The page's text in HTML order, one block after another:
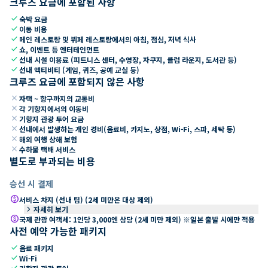
check숙박 요금
check 이동 비용
check 메인 레스토랑 및 뷔페 레스토랑에서의 아침, 점심, 저녁 식사
check쇼, 이벤트 등 엔터테인먼트
check선내 시설 이용료 (피트니스 센터, 수영장, 자쿠지, 클럽 라운지, 도서관 등)
check선내 액티비티 (게임, 퀴즈, 공예 교실 등)
크루즈 요금에 포함되지 않은 사항
close 자택 ~ 항구까지의 교통비
close 각 기항지에서의 이동비
close 기항지 관광 투어 요금
close 선내에서 발생하는 개인 경비(음료비, 카지노, 상점, Wi-Fi, 스파, 세탁 등)
close 해외 여행 상해 보험
close 수하물 택배 서비스
별도로 부과되는 비용
승선 시 결제
paid서비스 차지 (선내 팁) (2세 미만은 대상 제외)
keyboard_arrow_right 자세히 보기
paid국제 관광 여객세: 1인당 3,000엔 상당 (2세 미만 제외) ※일본 출발 시에만 적용
사전 예약 가능한 패키지
check 음료 패키지
checkWi-Fi